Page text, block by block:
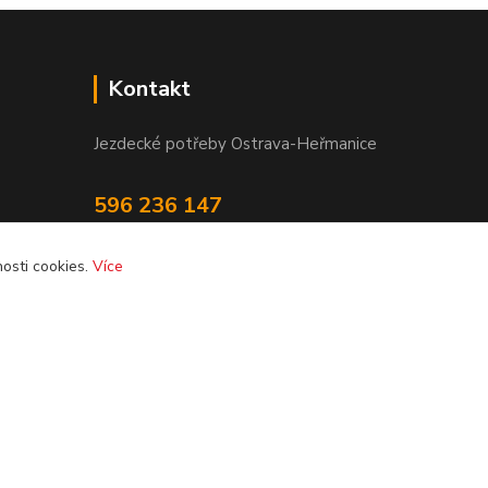
Kontakt
Jezdecké potřeby Ostrava-Heřmanice
596 236 147
cookies. Více